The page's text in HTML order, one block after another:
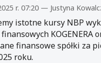
r. 07:20 — Justyna
istotne kursy NBP
KOGENERA
finansowe spółki za
roku.